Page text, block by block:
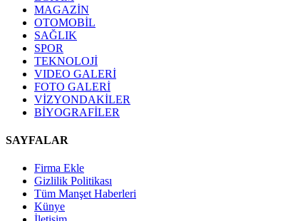
MAGAZİN
OTOMOBİL
SAĞLIK
SPOR
TEKNOLOJİ
VIDEO GALERİ
FOTO GALERİ
VİZYONDAKİLER
BİYOGRAFİLER
SAYFALAR
Firma Ekle
Gizlilik Politikası
Tüm Manşet Haberleri
Künye